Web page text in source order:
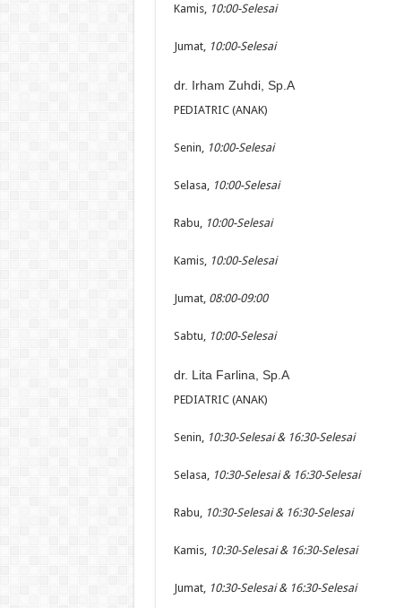
Kamis, 10:00-Selesai
Jumat, 10:00-Selesai
dr. Irham Zuhdi, Sp.A
PEDIATRIC (ANAK)
Senin, 10:00-Selesai
Selasa, 10:00-Selesai
Rabu, 10:00-Selesai
Kamis, 10:00-Selesai
Jumat, 08:00-09:00
Sabtu, 10:00-Selesai
dr. Lita Farlina, Sp.A
PEDIATRIC (ANAK)
Senin, 10:30-Selesai & 16:30-Selesai
Selasa, 10:30-Selesai & 16:30-Selesai
Rabu, 10:30-Selesai & 16:30-Selesai
Kamis, 10:30-Selesai & 16:30-Selesai
Jumat, 10:30-Selesai & 16:30-Selesai